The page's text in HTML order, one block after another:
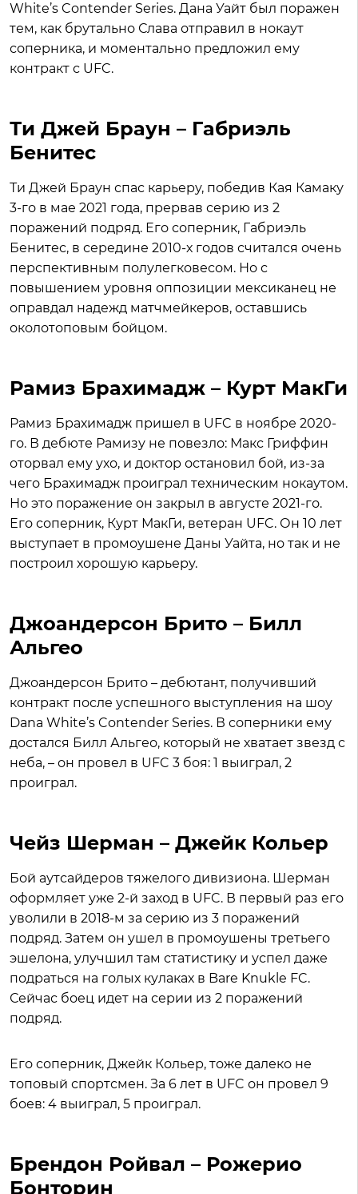
White’s Contender Series. Дана Уайт был поражен
тем, как брутально Слава отправил в нокаут
соперника, и моментально предложил ему
контракт с UFC.
Ти Джей Браун – Габриэль
Бенитес
Ти Джей Браун спас карьеру, победив Кая Камаку
3-го в мае 2021 года, прервав серию из 2
поражений подряд. Его соперник, Габриэль
Бенитес, в середине 2010-х годов считался очень
перспективным полулегковесом. Но с
повышением уровня оппозиции мексиканец не
оправдал надежд матчмейкеров, оставшись
околотоповым бойцом.
Рамиз Брахимадж – Курт МакГи
Рамиз Брахимадж пришел в UFC в ноябре 2020-
го. В дебюте Рамизу не повезло: Макс Гриффин
оторвал ему ухо, и доктор остановил бой, из-за
чего Брахимадж проиграл техническим нокаутом.
Но это поражение он закрыл в августе 2021-го.
Его соперник, Курт МакГи, ветеран UFC. Он 10 лет
выступает в промоушене Даны Уайта, но так и не
построил хорошую карьеру.
Джоандерсон Брито – Билл
Альгео
Джоандерсон Брито – дебютант, получивший
контракт после успешного выступления на шоу
Dana White’s Contender Series. В соперники ему
достался Билл Альгео, который не хватает звезд с
неба, – он провел в UFC 3 боя: 1 выиграл, 2
проиграл.
Чейз Шерман – Джейк Кольер
Бой аутсайдеров тяжелого дивизиона. Шерман
оформляет уже 2-й заход в UFC. В первый раз его
уволили в 2018-м за серию из 3 поражений
подряд. Затем он ушел в промоушены третьего
эшелона, улучшил там статистику и успел даже
подраться на голых кулаках в Bare Knukle FC.
Сейчас боец идет на серии из 2 поражений
подряд.
Его соперник, Джейк Кольер, тоже далеко не
топовый спортсмен. За 6 лет в UFC он провел 9
боев: 4 выиграл, 5 проиграл.
Брендон Ройвал – Рожерио
Бонторин